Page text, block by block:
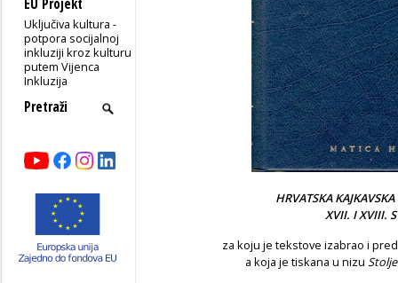
Uključiva kultura -
potpora socijalnoj
inkluziji kroz kulturu
putem Vijenca
Inkluzija
HRVATSKA
XVII. I XVIII.
za koju je tekstove izabrao i
a koja je tiskana u nizu